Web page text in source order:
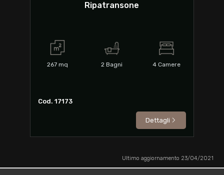
Ripatransone
267 mq 2 Bagni 4Camere
Cod. 17173
Dettagli
Ultimo aggiornamento 23/04/2021